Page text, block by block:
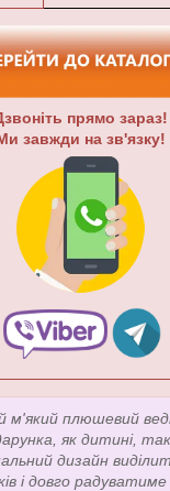
прямо зараз!
завжди на зв'язку!
м'який плюшевий
як дитині, так
дизайн
і довго